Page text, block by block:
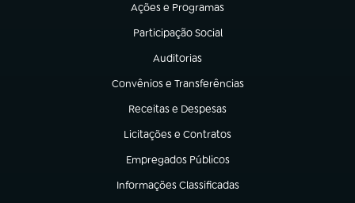
Ações e Programas
(abre em nova aba)
Participação Social
(abre em nova aba)
Auditorias
(abre em nova aba)
Convênios e Transferências
(abre em nova aba)
Receitas e Despesas
(abre em nova aba)
Licitações e Contratos
(abre em nova aba)
Empregados Públicos
(abre em nova aba)
Informações Classificadas
(abre em nova aba)